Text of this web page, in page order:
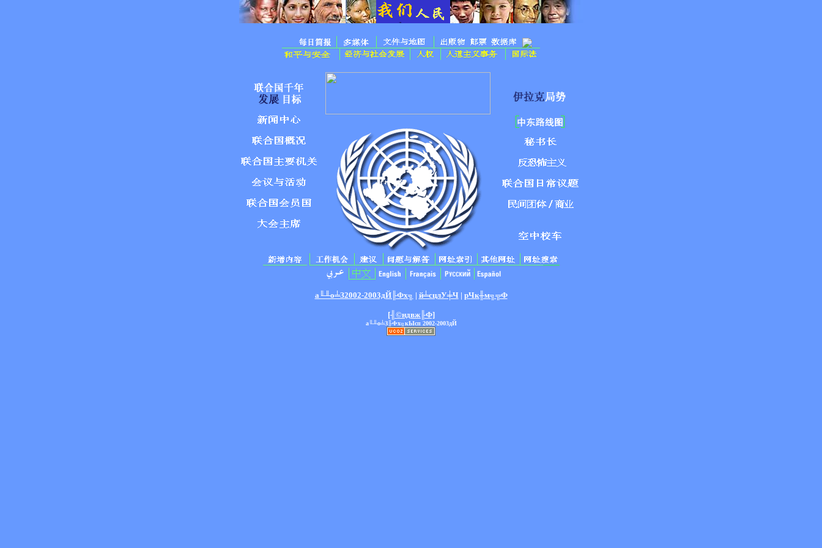
а╙╨о╧З2002-2003дЙ╟Фх╗ | й╧сцлУ╪Ч | рЧк╫м╗╦Ф
[╢©ндвж╟Ф]
а╙╨о╧З╟Фх╗кЫсп 2002-2003дЙ